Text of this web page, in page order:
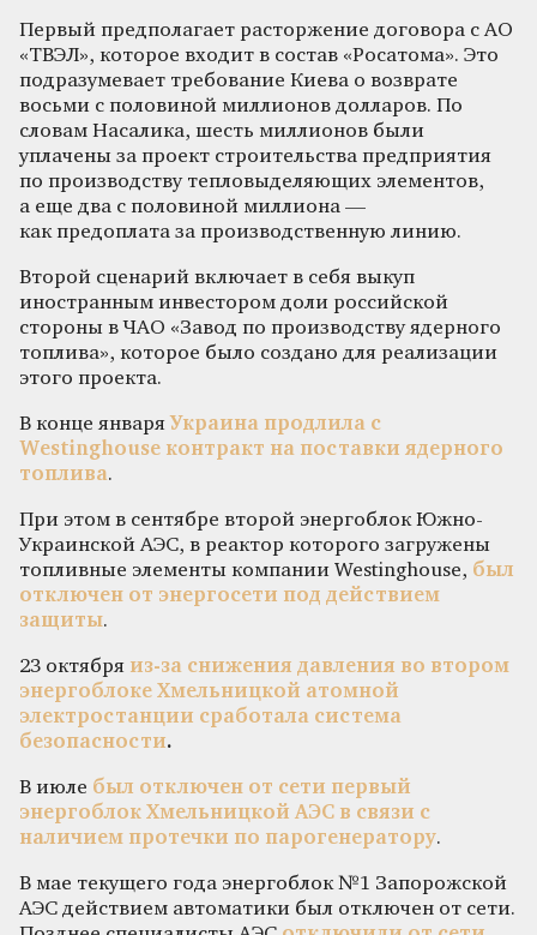
Первый предполагает расторжение договора с АО
«ТВЭЛ», которое входит в состав «Росатома». Это
подразумевает требование Киева о возврате
восьми с половиной миллионов долларов. По
словам Насалика, шесть миллионов были
уплачены за проект строительства предприятия
по производству тепловыделяющих элементов,
а еще два с половиной миллиона —
как предоплата за производственную линию.
Второй сценарий включает в себя выкуп
иностранным инвестором доли российской
стороны в ЧАО «Завод по производству ядерного
топлива», которое было создано для реализации
этого проекта.
В конце января Украина продлила с
Westinghouse контракт на поставки ядерного
топлива.
При этом в сентябре второй энергоблок Южно-
Украинской АЭС, в реактор которого загружены
топливные элементы компании Westinghouse, был
отключен от энергосети под действием
защиты.
23 октября из-за снижения давления во втором
энергоблоке Хмельницкой атомной
электростанции сработала система
безопасности.
В июле был отключен от сети первый
энергоблок Хмельницкой АЭС в связи с
наличием протечки по парогенератору.
В мае текущего года энергоблок №1 Запорожской
АЭС действием автоматики был отключен от сети.